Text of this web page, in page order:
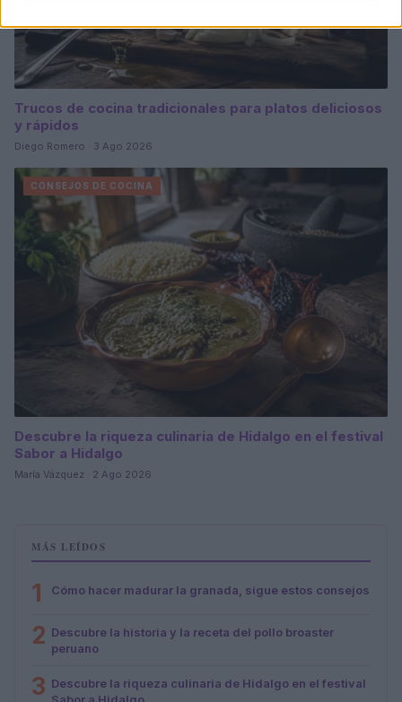
Trucos de cocina tradicionales para platos deliciosos
y rápidos
Diego Romero · 3 Ago 2026
CONSEJOS DE COCINA
Descubre la riqueza culinaria de Hidalgo en el festival
Sabor a Hidalgo
María Vázquez · 2 Ago 2026
MÁS LEÍDOS
1 Cómo hacer madurar la granada, sigue estos consejos
2 Descubre la historia y la receta del pollo broaster
peruano
3 Descubre la riqueza culinaria de Hidalgo en el festival
Sabor a Hidalgo